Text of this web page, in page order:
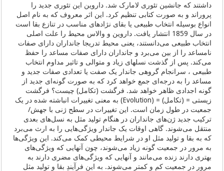
داشتند که جانشین تئوری لامارک شد. داروین این تئوری جدید را
پروراند و به صورت کتابی تنظیم کرد. این اثر معروف که به نام اصل
انواع بوسیله انتخاب طبیعی یا بقای نژادهای مناسب در تنازع بقا است
در سال 1859 انتشار یافت. داروین و والاس محیط را علت اصلی
انتخاب طبیعی می‌دانستند، یعنی محیط تدریجا جانداران دارای صفات
نامساعد را از بین می‌برد و جانداران دارای صفات مساعد را حفظ
می‌کند. پس از گذشت نسلهای زیاد و متوالی و تاثیر مداوم انتخاب
طبیعی ، سرانجام گروهی جاندار یک صفت یا تعدادی صفات جدید و
مساعد را به درجه‌ای جمع خواهد کرد که به صورت گونه‌ای جدید از
گونه اجدادی ظاهر خواهد شد. فرگشت (تکامل) چیست؟ فرگشت
زیستی = (تکامل) = (Evolution) به معنی تغییرات انباشته شده در یک
جمعیت در طول زمان است. این تغییرات در سطح ژنی با جهش/
ترکیب جدید ژن‌های جانداران در هنگام تولید مثل به نسل‌های بعدی
منتقل می‌شوند. گاهی اوقات یک جاندار ویژگی‌هایی را به ارث می‌برد
که به بقا و تولید مثل او در شرایط محیطی کمک می‌کند. این ویژگی‌ها
به مرور در جمعیت گونه زیاد می‌شوند، چون آنهایی که ویژگی‌های
بهتری دارند زنده می‌مانند و آنهایی که ویژگی‌های مضری دارند به
مرور در جمعیت کم و کمتر می‌شوند. به این فرآیندِ بقا و تولید مثل